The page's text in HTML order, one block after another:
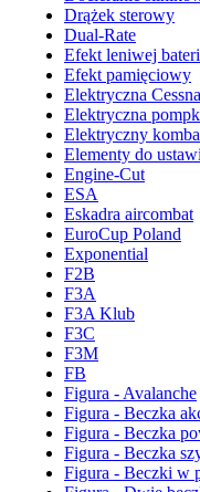
Drążek sterowy
Dual-Rate
Efekt leniwej
Efekt pamięciowy
Elektryczna
Elektryczna
Elektryczny
Elementy do
Engine-Cut
ESA
Eskadra aircombat
EuroCup Poland
Exponential
F2B
F3A
F3A Klub
F3C
F3M
FB
Figura - Avalanche
Figura - Beczka
Figura - Beczka
Figura - Beczka
Figura - Beczki w